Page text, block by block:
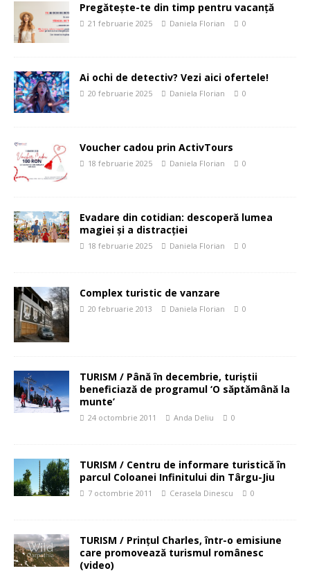
Pregătește-te din timp pentru vacanță
21 februarie 2025 Daniela Florian 0
Ai ochi de detectiv? Vezi aici ofertele!
20 februarie 2025 Daniela Florian 0
Voucher cadou prin ActivTours
18 februarie 2025 Daniela Florian 0
Evadare din cotidian: descoperă lumea
magiei și a distracției
18 februarie 2025 Daniela Florian 0
Complex turistic de vanzare
20 februarie 2013 Daniela Florian 0
TURISM / Până în decembrie, turiştii
beneficiază de programul ‘O săptămână la
munte’
24 octombrie 2011 Anda Deliu 0
TURISM / Centru de informare turistică în
parcul Coloanei Infinitului din Târgu-Jiu
7 octombrie 2011 Cerasela Dinescu 0
TURISM / Prințul Charles, într-o emisiune
care promovează turismul românesc
(video)